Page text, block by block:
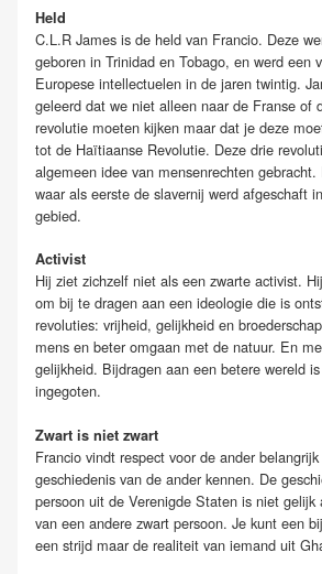
Held
C.L.R James is de held van Francio. Deze
geboren in Trinidad en Tobago, en werd een
Europese intellectuelen in de jaren twintig.
geleerd dat we niet alleen naar de Franse of
revolutie moeten kijken maar dat je deze
tot de Haïtiaanse Revolutie. Deze drie
algemeen idee van mensenrechten
waar als eerste de slavernij werd afgeschaft
gebied.
Activist
Hij ziet zichzelf niet als een zwarte activist.
om bij te dragen aan een ideologie die is
revoluties: vrijheid, gelijkheid en
mens en beter omgaan met de natuur. En
gelijkheid. Bijdragen aan een betere wereld
ingegoten.
Zwart is niet zwart
Francio vindt respect voor de ander
geschiedenis van de ander kennen. De
persoon uit de Verenigde Staten is niet gelijk
van een andere zwart persoon. Je kunt een
een strijd maar de realiteit van iemand uit